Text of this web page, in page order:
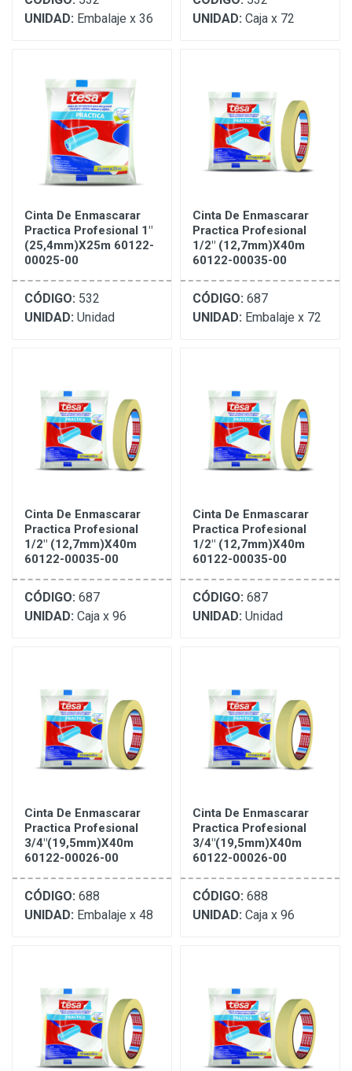
UNIDAD: Embalaje x 36
UNIDAD: Caja x 72
Cinta De Enmascarar
Practica Profesional 1"
(25,4mm)X25m 60122-
00025-00
CÓDIGO: 532
UNIDAD: Unidad
Cinta De Enmascarar
Practica Profesional
1/2" (12,7mm)X40m
60122-00035-00
CÓDIGO: 687
UNIDAD: Embalaje x 72
Cinta De Enmascarar
Practica Profesional
1/2" (12,7mm)X40m
60122-00035-00
CÓDIGO: 687
UNIDAD: Caja x 96
Cinta De Enmascarar
Practica Profesional
1/2" (12,7mm)X40m
60122-00035-00
CÓDIGO: 687
UNIDAD: Unidad
Cinta De Enmascarar
Practica Profesional
3/4"(19,5mm)X40m
60122-00026-00
CÓDIGO: 688
UNIDAD: Embalaje x 48
Cinta De Enmascarar
Practica Profesional
3/4"(19,5mm)X40m
60122-00026-00
CÓDIGO: 688
UNIDAD: Caja x 96